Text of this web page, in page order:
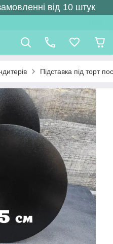
від 10 штук
Підставка під торт